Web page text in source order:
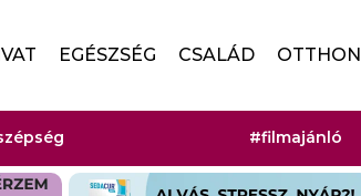
EGÉSZSÉG CSALÁD OTTHON
#filmajánló